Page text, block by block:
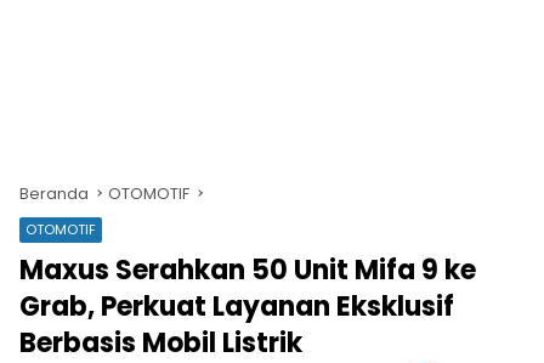
Beranda OTOMOTIF
OTOMOTIF
Maxus Serahkan 50 Unit Mifa 9 ke
Grab, Perkuat Layanan Eksklusif
Berbasis Mobil Listrik